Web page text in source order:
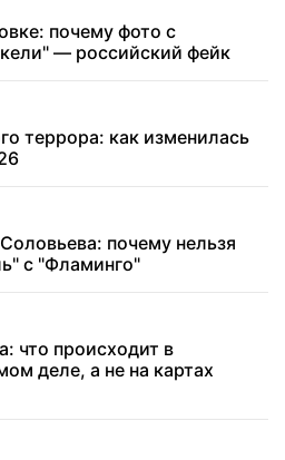
почему фото с
— российский фейк
террора: как изменилась
почему нельзя
с "Фламинго"
что происходит в
деле, а не на картах